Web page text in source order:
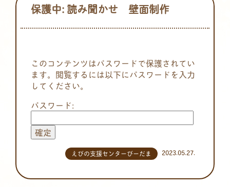
保護中: 読み聞かせ 壁面制作
このコンテンツはパスワードで保護されてい
ます。閲覧するには以下にパスワードを入力
してください。
パスワード:
2023.05.27.
えびの支援センターびーだま